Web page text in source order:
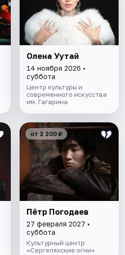
Олена Уутай
14 ноября 2026 •
суббота
Центр культуры и
современного искусства
им. Гагарина
от 2 200 ₽
Пётр Погодаев
27 февраля 2027 •
суббота
Культурный центр
«Сергеляхские огни»